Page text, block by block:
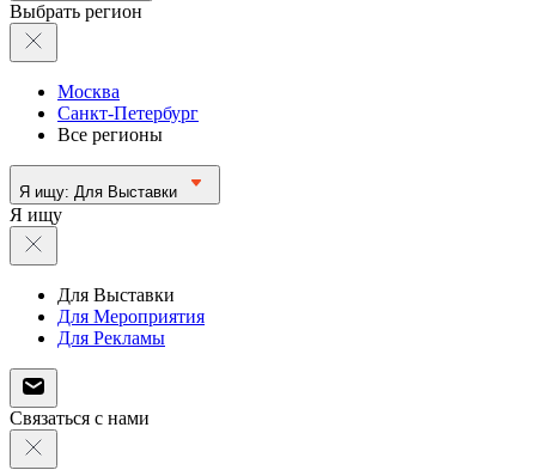
Выбрать регион
Москва
Санкт-Петербург
Все регионы
Я ищу: Для Выставки
Я ищу
Для Выставки
Для Мероприятия
Для Рекламы
Связаться с нами